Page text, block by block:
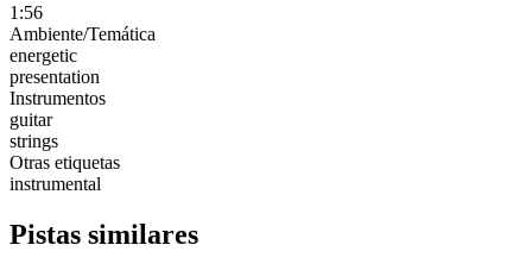
1:56
Ambiente/Temática
energetic
presentation
Instrumentos
guitar
strings
Otras etiquetas
instrumental
Pistas similares